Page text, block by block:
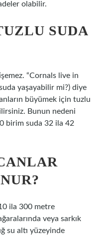
olabilir.
SUDA
“Cornals live in
yaşayabilir mi?) diye
büyümek için tuzlu
Bunun nedeni
birim suda 32 ila 42
10 ila 300 metre
veya sarkık
su altı yüzeyinde